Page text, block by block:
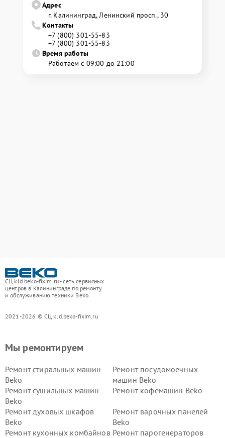
Адрес
г. Калининград, Ленинский просп., 30
Контакты
+7 (800) 301-55-83
+7 (800) 301-55-83
Время работы
Работаем с 09:00 до 21:00
СЦ kld.beko-fixim.ru - сеть сервисных
центров в Калининграде по ремонту
и обслуживанию техники Beko
2021-2026 © СЦ kld.beko-fixim.ru
Мы ремонтируем
Ремонт стиральных машин
Beko
Ремонт посудомоечных
машин Beko
Ремонт сушильных машин
Beko
Ремонт кофемашин Beko
Ремонт духовых шкафов
Beko
Ремонт варочных панелей
Beko
Ремонт кухонных комбайнов Ремонт парогенераторов